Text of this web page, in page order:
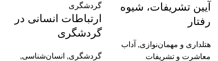
آیین تشریفات، شیوه
رفتار
هتلداری و مهمان‌نوازی, آداب
معاشرت و تشریفات
ارتباطات انسانی در
گردشگری
گردشگری, انسان‌شناسی,